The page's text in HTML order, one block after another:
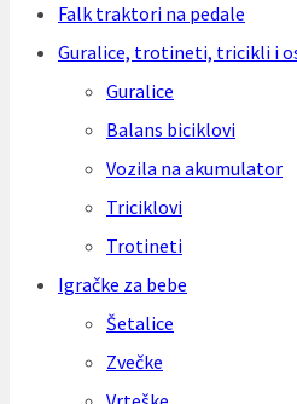
Falk traktori na pedale
Guralice, trotineti, tricikli i
Guralice
Balans biciklovi
Vozila na akumulator
Triciklovi
Trotineti
Igračke za bebe
Šetalice
Zvečke